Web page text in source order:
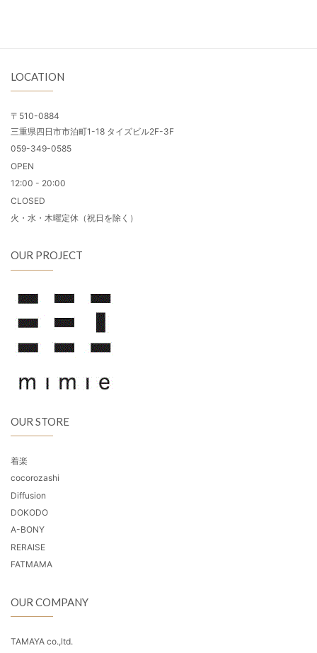
LOCATION
〒510-0884
三重県四日市市泊町1-18 タイズビル2F-3F
059-349-0585
OPEN
12:00 - 20:00
CLOSED
火・水・木曜定休（祝日を除く）
OUR PROJECT
OUR STORE
着楽
cocorozashi
Diffusion
DOKODO
A-BONY
RERAISE
FATMAMA
OUR COMPANY
TAMAYA co.,ltd.